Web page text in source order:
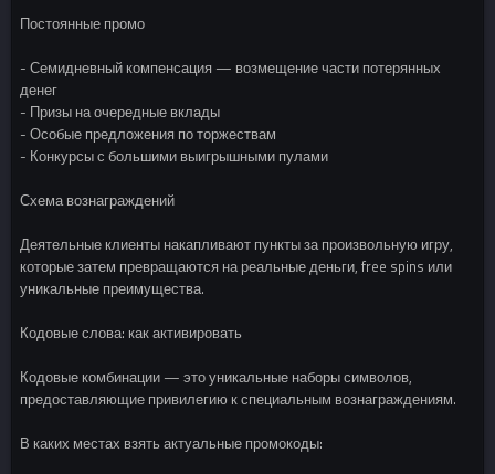
Постоянные промо
- Семидневный компенсация — возмещение части потерянных
денег
- Призы на очередные вклады
- Особые предложения по торжествам
- Конкурсы с большими выигрышными пулами
Схема вознаграждений
Деятельные клиенты накапливают пункты за произвольную игру,
которые затем превращаются на реальные деньги, free spins или
уникальные преимущества.
Кодовые слова: как активировать
Кодовые комбинации — это уникальные наборы символов,
предоставляющие привилегию к специальным вознаграждениям.
В каких местах взять актуальные промокоды: